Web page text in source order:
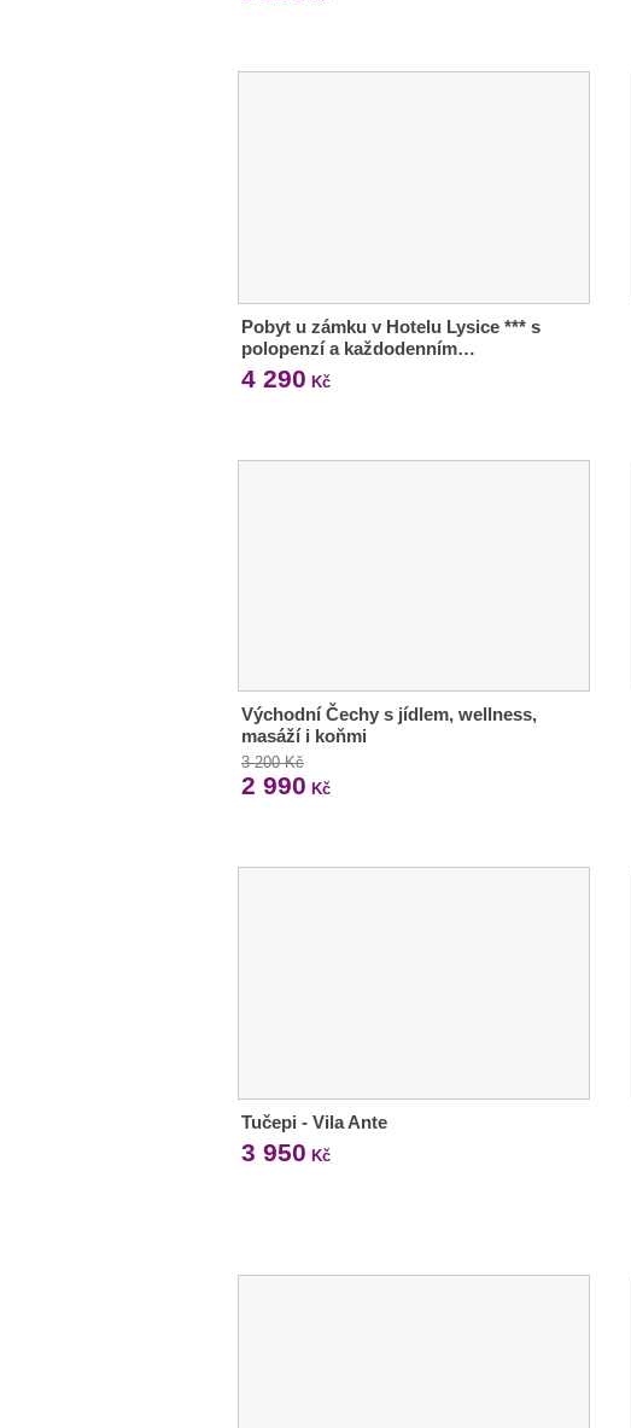
Pobyt u zámku v Hotelu Lysice *** s
polopenzí a každodenním…
4 290 Kč
Východní Čechy s jídlem, wellness,
masáží i koňmi
3 200 Kč
2 990 Kč
Tučepi - Vila Ante
3 950 Kč